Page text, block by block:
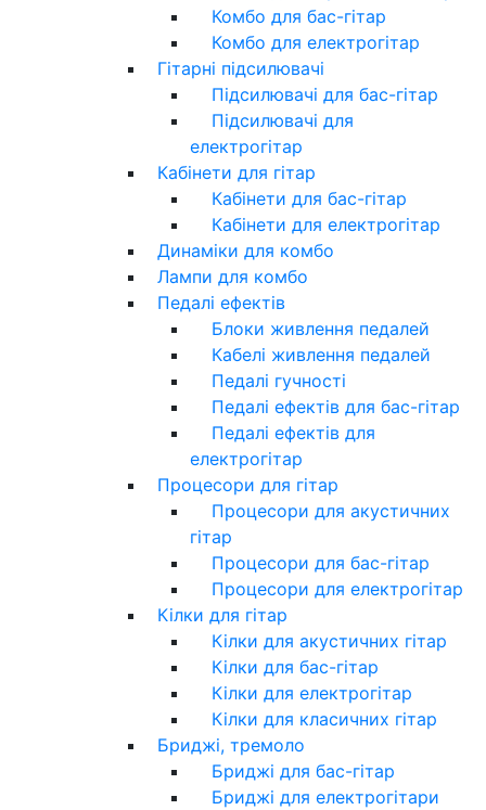
Комбо для бас-гітар
Комбо для електрогітар
Гітарні підсилювачі
Підсилювачі для бас-гітар
Підсилювачі для
електрогітар
Кабінети для гітар
Кабінети для бас-гітар
Кабінети для електрогітар
Динаміки для комбо
Лампи для комбо
Педалі ефектів
Блоки живлення педалей
Кабелі живлення педалей
Педалі гучності
Педалі ефектів для бас-гітар
Педалі ефектів для
електрогітар
Процесори для гітар
Процесори для акустичних
гітар
Процесори для бас-гітар
Процесори для електрогітар
Кілки для гітар
Кілки для акустичних гітар
Кілки для бас-гітар
Кілки для електрогітар
Кілки для класичних гітар
Бриджі, тремоло
Бриджі для бас-гітар
Бриджі для електрогітари